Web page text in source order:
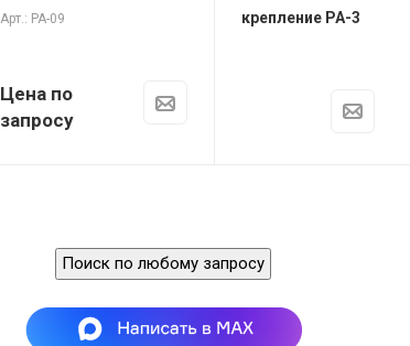
Арт.: РА-09
Цена по
запросу
крепление РА-3
Поиск по любому запросу